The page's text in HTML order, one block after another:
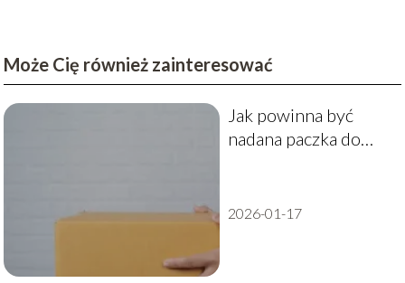
Może Cię również zainteresować
Jak powinna być
nadana paczka do
2026-01-17